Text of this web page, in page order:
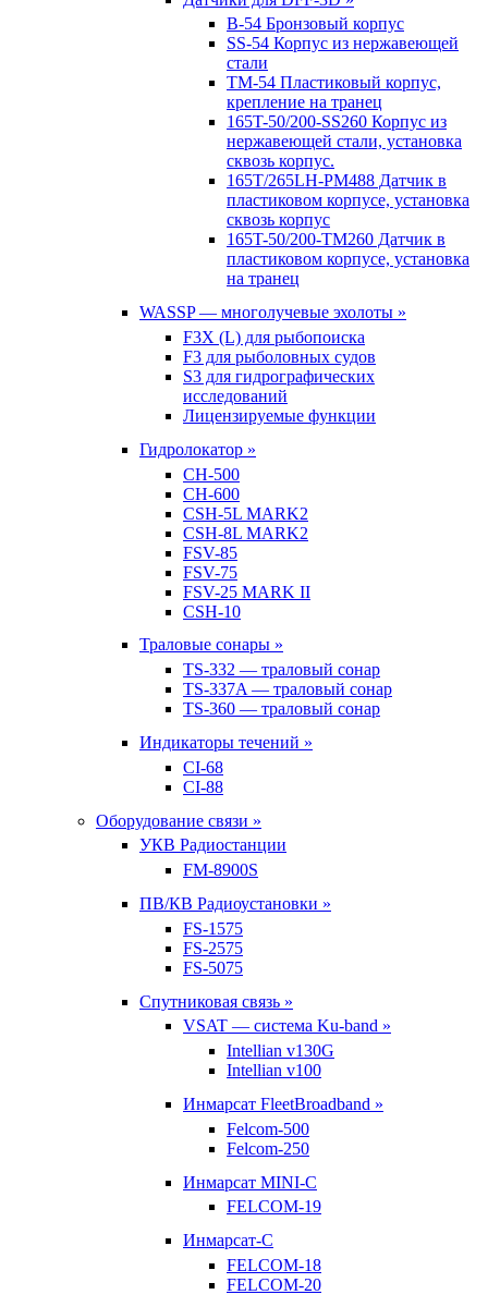
B-54 Бронзовый корпус
SS-54 Корпус из нержавеющей
стали
TM-54 Пластиковый корпус,
крепление на транец
165T-50/200-SS260 Корпус из
нержавеющей стали, установка
сквозь корпус.
165T/265LH-PM488 Датчик в
пластиковом корпусе, установка
сквозь корпус
165T-50/200-TM260 Датчик в
пластиковом корпусе, установка
на транец
WASSP — многолучевые эхолоты »
F3X (L) для рыбопоиска
F3 для рыболовных судов
S3 для гидрографических
исследований
Лицензируемые функции
Гидролокатор »
CH-500
CH-600
CSH-5L MARK2
CSH-8L MARK2
FSV-85
FSV-75
FSV-25 MARK II
CSH-10
Траловые сонары »
TS-332 — траловый сонар
TS-337A — траловый сонар
TS-360 — траловый сонар
Индикаторы течений »
CI-68
CI-88
Оборудование связи »
УКВ Радиостанции
FM-8900S
ПВ/КВ Радиоустановки »
FS-1575
FS-2575
FS-5075
Спутниковая связь »
VSAT — система Ku-band »
Intellian v130G
Intellian v100
Инмарсат FleetBroadband »
Felcom-500
Felcom-250
Инмарсат MINI-C
FELCOM-19
Инмарсат-С
FELCOM-18
FELCOM-20